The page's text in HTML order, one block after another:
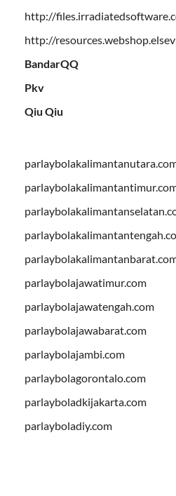
http://
http://
BandarQQ
Pkv
Qiu Qiu
parlaybolajawatimur.com
parlaybolajawatengah.com
parlaybolajawabarat.com
parlaybolajambi.com
parlaybolagorontalo.com
parlayboladkijakarta.com
parlayboladiy.com